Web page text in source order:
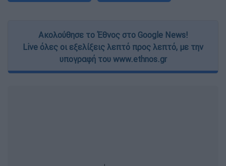
Ακολούθησε το Έθνος στο Google News!
Live όλες οι εξελίξεις λεπτό προς λεπτό, με την
υπογραφή του www.ethnos.gr